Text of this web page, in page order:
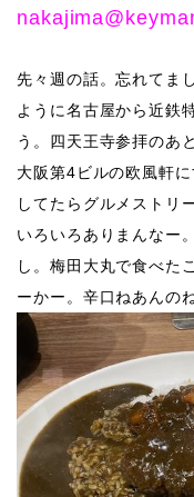
先々週の話。忘れてま
ように名古屋から近鉄
う。四天王寺参拝のあ
大阪第4ビルの欧風軒
してたらグルメストリ
いろいろありまんなー
し。梅田大丸で食べた
ーかー。辛口ねあんの